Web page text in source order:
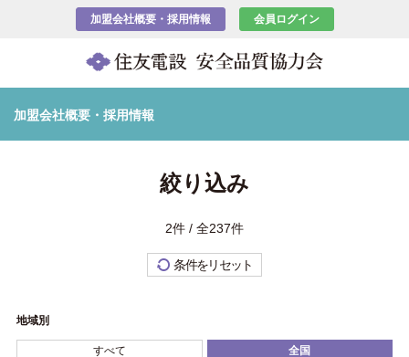
加盟会社概要・採用情報 会員ログイン
加盟会社概要・採用情報
絞り込み
2件 / 全237件
条件をリセット
地域別
すべて 全国